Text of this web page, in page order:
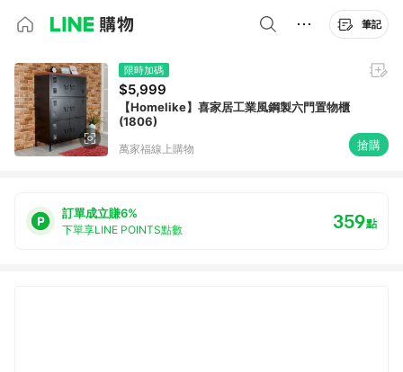
筆記
限時加碼
$5,999
【Homelike】喜家居工業風鋼製六門置物櫃
(1806)
萬家福線上購物 搶購
訂單成立賺6%
下單享LINE POINTS點數 359點